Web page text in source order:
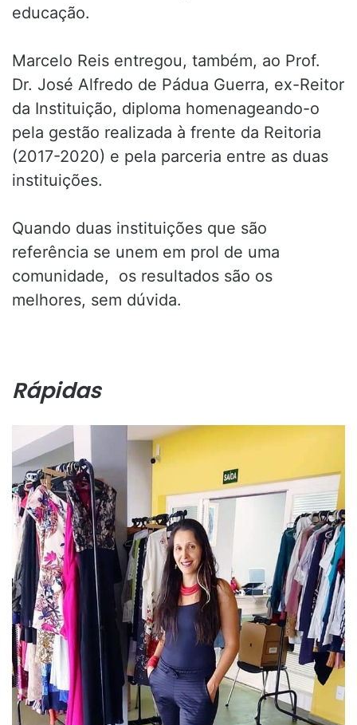
educação.
Marcelo Reis entregou, também, ao Prof.
Dr. José Alfredo de Pádua Guerra, ex-Reitor
da Instituição, diploma homenageando-o
pela gestão realizada à frente da Reitoria
(2017-2020) e pela parceria entre as duas
instituições.
Quando duas instituições que são
referência se unem em prol de uma
comunidade, os resultados são os
melhores, sem dúvida.
Rápidas